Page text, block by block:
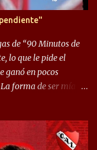
de “90 Minutos de
lo que le pide el
ganó en pocos
forma de ser mía
y me gusta
y eso también